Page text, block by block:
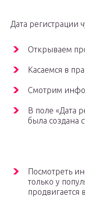
Дата регистрации
Открываем
Касаемся в
Смотрим
В поле «Дата
была создана
Посмотреть
только у
продвигается